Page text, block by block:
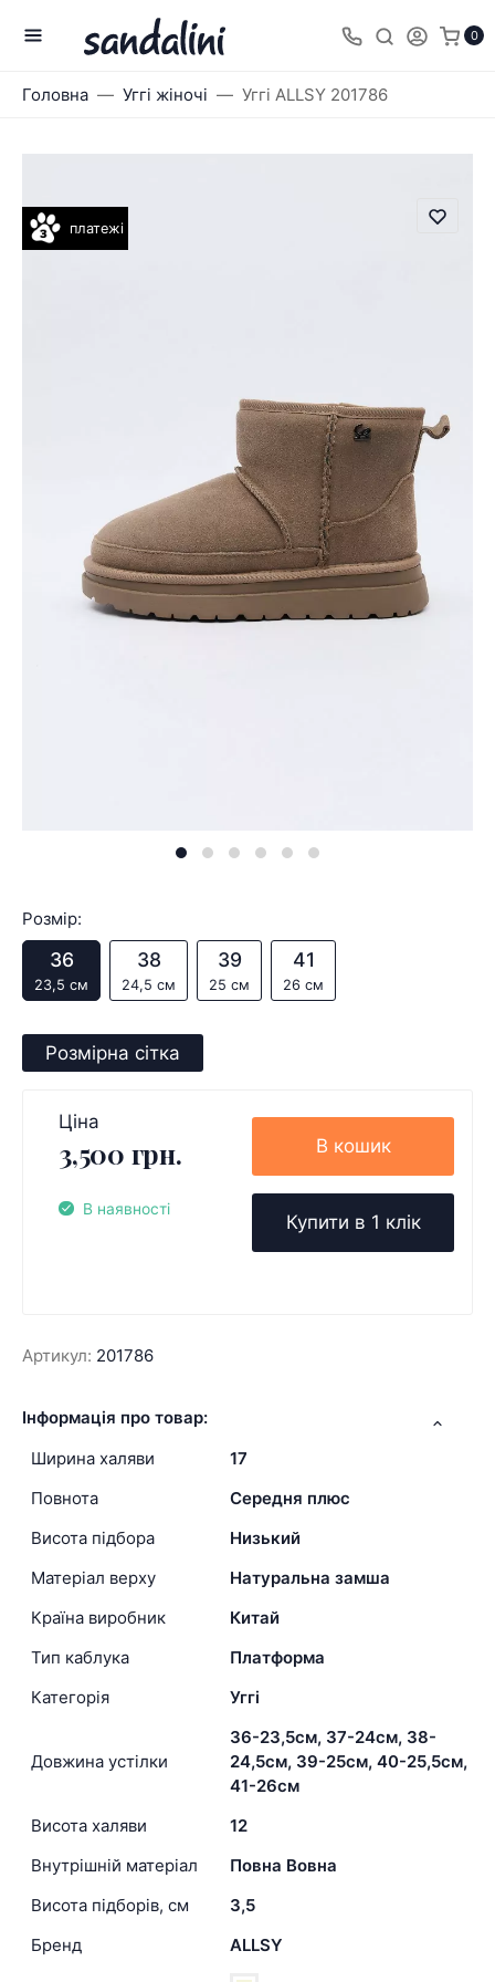
0
Головна Уггі жіночі Уггі ALLSY 201786
платежі
Розмір:
36
23,5 см
38
24,5 см
39
25 см
41
26 см
Розмірна сітка
Ціна
3,500 грн.
В наявності
В кошик
Купити в 1 клік
Артикул: 201786
Інформація про товар:
Ширина халяви
17
Повнота
Середня плюс
Висота підбора
Низький
Матеріал верху
Натуральна замша
Країна виробник
Китай
Тип каблука
Платформа
Категорія
Уггі
Довжина устілки
36-23,5см, 37-24см, 38-
24,5см, 39-25см, 40-25,5см,
41-26см
Висота халяви
12
Внутрішній матеріал
Повна Вовна
Висота підборів, см
3,5
Бренд
ALLSY